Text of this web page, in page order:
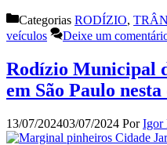
Categorias RODÍZIO,
veículos
Deixe um
Rodízio Municipal
em São Paulo
13/07/202403/07/2024 PorIgor